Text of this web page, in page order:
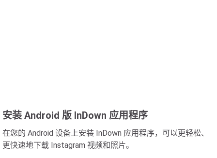
安装 Android 版 InDown 应用程序
在您的 Android 设备上安装 InDown 应用程序，可以更轻松、
更快速地下载 Instagram 视频和照片。